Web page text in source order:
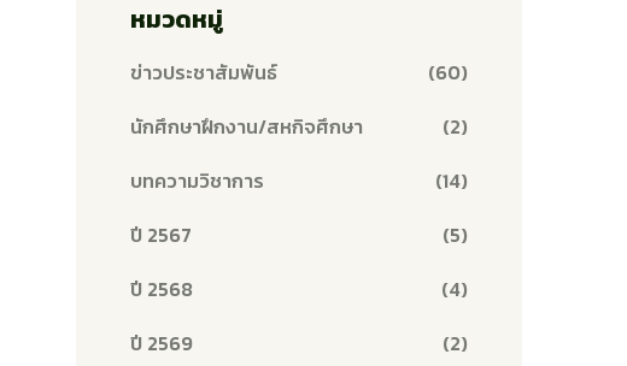
หมวดหมู่
ข่าวประชาสัมพันธ์
(60)
นักศึกษาฝึกงาน/สหกิจศึกษา
(2)
บทความวิชาการ
(14)
ปี 2567
(5)
ปี 2568
(4)
ปี 2569
(2)